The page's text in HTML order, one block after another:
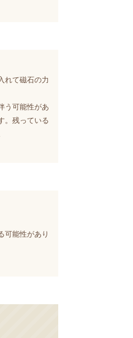
れて磁石の力
う可能性があ
残っている
可能性があり